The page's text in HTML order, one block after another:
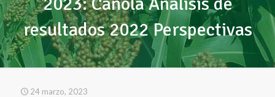
resultados 2022 Perspectivas
24 marzo, 2023